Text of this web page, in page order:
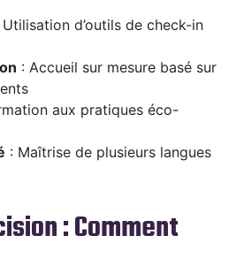
Utilisation d’outils de check-in
: Accueil sur mesure basé sur
aux pratiques éco-
: Maîtrise de plusieurs langues
: Comment